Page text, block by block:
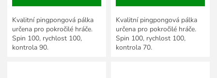
Kvalitní pingpongová pálka
určena pro pokročilé hráče.
Spin 100, rychlost 100,
kontrola 90.
Kvalitní pingpongová pálka
určena pro pokročilé hráče.
Spin 100, rychlost 100,
kontrola 70.